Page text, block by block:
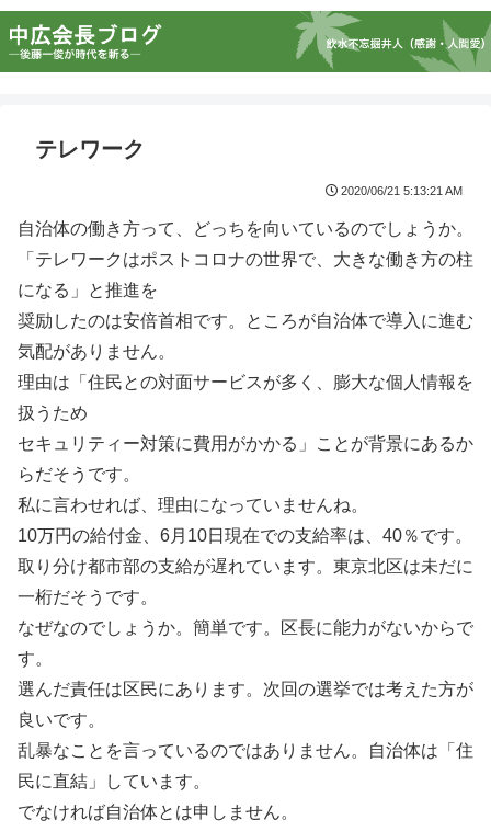
テレワーク
2020/06/21 5:13:21 AM
自治体の働き方って、どっちを向いているのでしょうか。
「テレワークはポストコロナの世界で、大きな働き方の柱
になる」と推進を
奨励したのは安倍首相です。ところが自治体で導入に進む
気配がありません。
理由は「住民との対面サービスが多く、膨大な個人情報を
扱うため
セキュリティー対策に費用がかかる」ことが背景にあるか
らだそうです。
私に言わせれば、理由になっていませんね。
10万円の給付金、6月10日現在での支給率は、40％です。
取り分け都市部の支給が遅れています。東京北区は未だに
一桁だそうです。
なぜなのでしょうか。簡単です。区長に能力がないからで
す。
選んだ責任は区民にあります。次回の選挙では考えた方が
良いです。
乱暴なことを言っているのではありません。自治体は「住
民に直結」しています。
でなければ自治体とは申しません。